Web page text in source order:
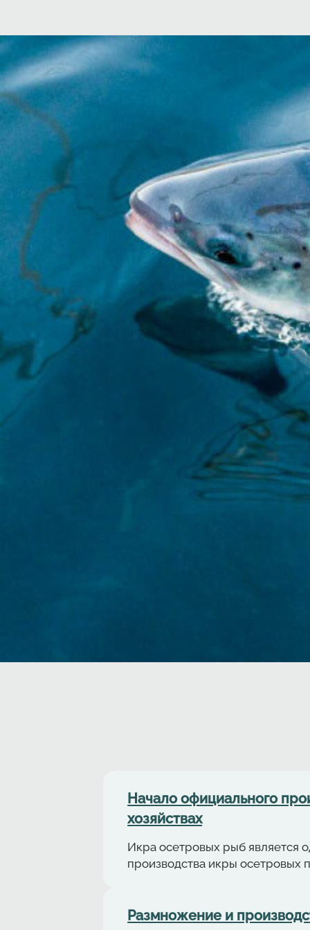
Начало официального
хозяйствах
Икра осетровых рыб является
производства икры
Размножение и